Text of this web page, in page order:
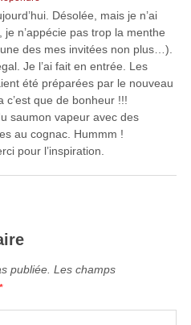
Désolée, mais je n’ai
je n’appécie pas trop la menthe
des mes invitées non plus…).
Je l’ai fait en entrée. Les
été préparées par le nouveau
c’est que de bonheur !!!
saumon vapeur avec des
au cognac. Hummm !
pour l’inspiration.
publiée. Les champs
*